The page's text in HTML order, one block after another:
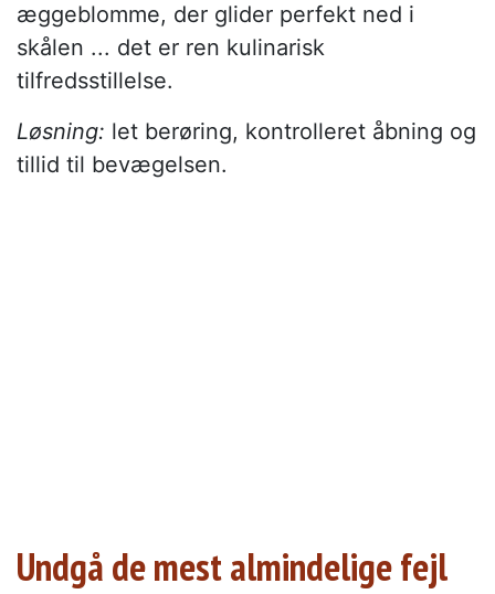
æggeblomme, der glider perfekt ned i
skålen ... det er ren kulinarisk
tilfredsstillelse.
Løsning: let berøring, kontrolleret åbning og
tillid til bevægelsen.
Undgå de mest almindelige fejl